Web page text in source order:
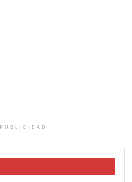
PUBLICIDAD